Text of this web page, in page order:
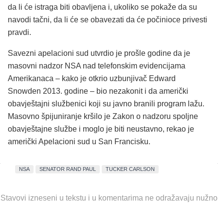
da li će istraga biti obavljena i, ukoliko se pokaže da su
navodi tačni, da li će se obavezati da će počinioce privesti
pravdi.
Savezni apelacioni sud utvrdio je prošle godine da je
masovni nadzor NSA nad telefonskim evidencijama
Amerikanaca – kako je otkrio uzbunjivač Edward
Snowden 2013. godine – bio nezakonit i da američki
obavještajni službenici koji su javno branili program lažu.
Masovno špijuniranje kršilo je Zakon o nadzoru spoljne
obavještajne službe i moglo je biti neustavno, rekao je
američki Apelacioni sud u San Francisku.
NSA SENATOR RAND PAUL TUCKER CARLSON
Stavovi izneseni u tekstu i u komentarima ne odražavaju nužno